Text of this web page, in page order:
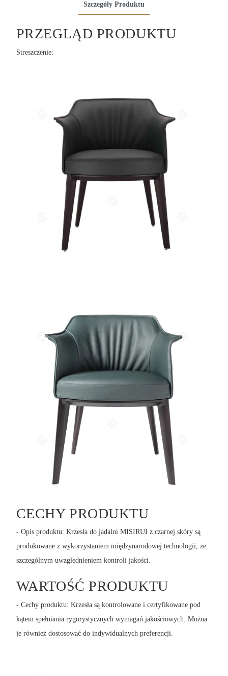
Szczegóły Produktu
PRZEGLĄD PRODUKTU
Streszczenie:
CECHY PRODUKTU
- Opis produktu: Krzesła do jadalni MISIRUI z czarnej skóry są
produkowane z wykorzystaniem międzynarodowej technologii, ze
szczególnym uwzględnieniem kontroli jakości.
WARTOŚĆ PRODUKTU
- Cechy produktu: Krzesła są kontrolowane i certyfikowane pod
kątem spełniania rygorystycznych wymagań jakościowych. Można
je również dostosować do indywidualnych preferencji.